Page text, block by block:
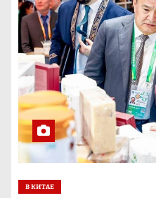
В КИТАЕ